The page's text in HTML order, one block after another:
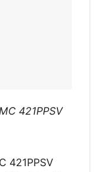
421PPSV
421PPSV